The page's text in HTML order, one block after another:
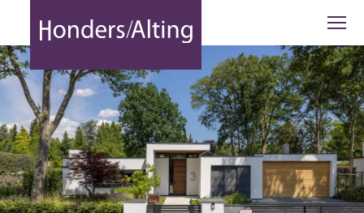
Kastanjelaan 3 - Honders Alting